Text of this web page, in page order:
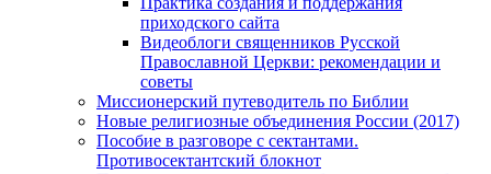
приходского сайта
Видеоблоги священников Русской
Православной Церкви: рекомендации и
советы
Миссионерский путеводитель по Библии
Новые религиозные объединения России (2017)
Пособие в разговоре с сектантами.
Противосектантский блокнот